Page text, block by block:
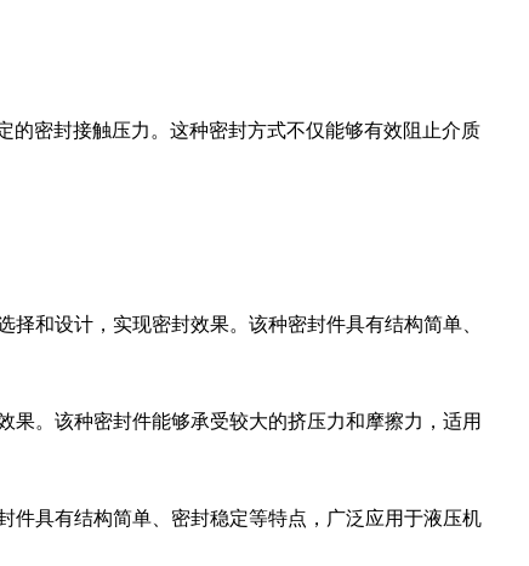
密封接触压力。这种密封方式不仅能够有效阻止介质
和设计，实现密封效果。该种密封件具有结构简单、
。该种密封件能够承受较大的挤压力和摩擦力，适用
件具有结构简单、密封稳定等特点，广泛应用于液压机